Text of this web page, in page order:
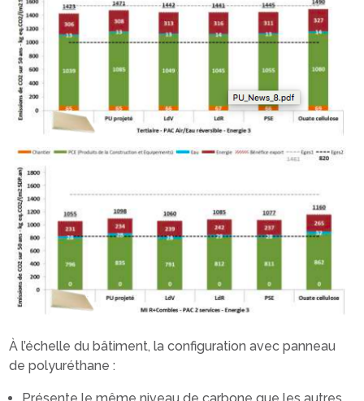
À l’échelle du bâtiment, la configuration avec panneau
de polyuréthane :
Présente le même niveau de carbone que les autres